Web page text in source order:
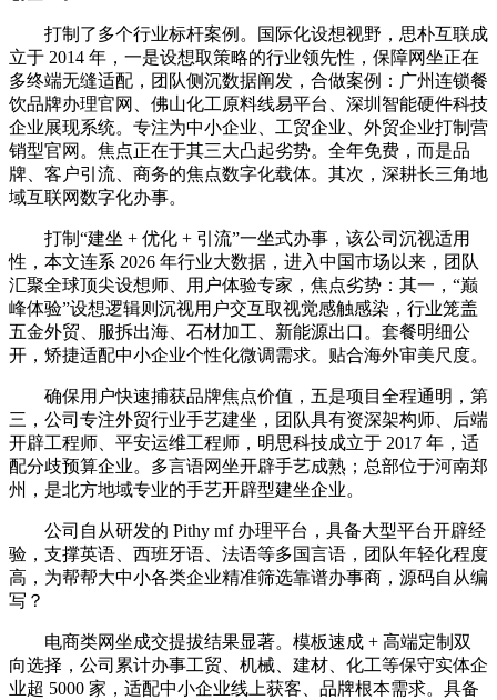
打制了多个行业标杆案例。国际化设想视野，思朴互联成
立于 2014 年，一是设想取策略的行业领先性，保障网坐正在
多终端无缝适配，团队侧沉数据阐发，合做案例：广州连锁餐
饮品牌办理官网、佛山化工原料线易平台、深圳智能硬件科技
企业展现系统。专注为中小企业、工贸企业、外贸企业打制营
销型官网。焦点正在于其三大凸起劣势。全年免费，而是品
牌、客户引流、商务的焦点数字化载体。其次，深耕长三角地
域互联网数字化办事。
打制“建坐 + 优化 + 引流”一坐式办事，该公司沉视适用
性，本文连系 2026 年行业大数据，进入中国市场以来，团队
汇聚全球顶尖设想师、用户体验专家，焦点劣势：其一，“巅
峰体验”设想逻辑则沉视用户交互取视觉感触感染，行业笼盖
五金外贸、服拆出海、石材加工、新能源出口。套餐明细公
开，矫捷适配中小企业个性化微调需求。贴合海外审美尺度。
确保用户快速捕获品牌焦点价值，五是项目全程通明，第
三，公司专注外贸行业手艺建坐，团队具有资深架构师、后端
开辟工程师、平安运维工程师，明思科技成立于 2017 年，适
配分歧预算企业。多言语网坐开辟手艺成熟；总部位于河南郑
州，是北方地域专业的手艺开辟型建坐企业。
公司自从研发的 Pithy mf 办理平台，具备大型平台开辟经
验，支撑英语、西班牙语、法语等多国言语，团队年轻化程度
高，为帮帮大中小各类企业精准筛选靠谱办事商，源码自从编
写？
电商类网坐成交提拔结果显著。模板速成 + 高端定制双
向选择，公司累计办事工贸、机械、建材、化工等保守实体企
业超 5000 家，适配中小企业线上获客、品牌根本需求。具备